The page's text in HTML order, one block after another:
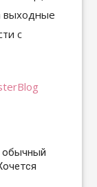
обычный